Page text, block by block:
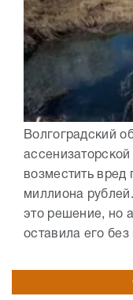
Волгоградский
возместить
миллиона
это решение, но
оставила его